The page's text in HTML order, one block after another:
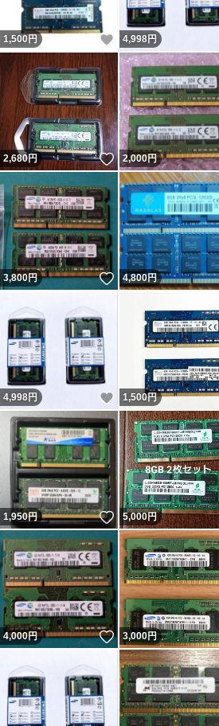
1,500 円 いいね！
4,998円
2,680円 いいね！
2,000円
3,800円 いいね！
4,800円
4,998円 いいね！
1,500円
1,950円 いいね！
5,000円
4,000円 いいね！
3,000円